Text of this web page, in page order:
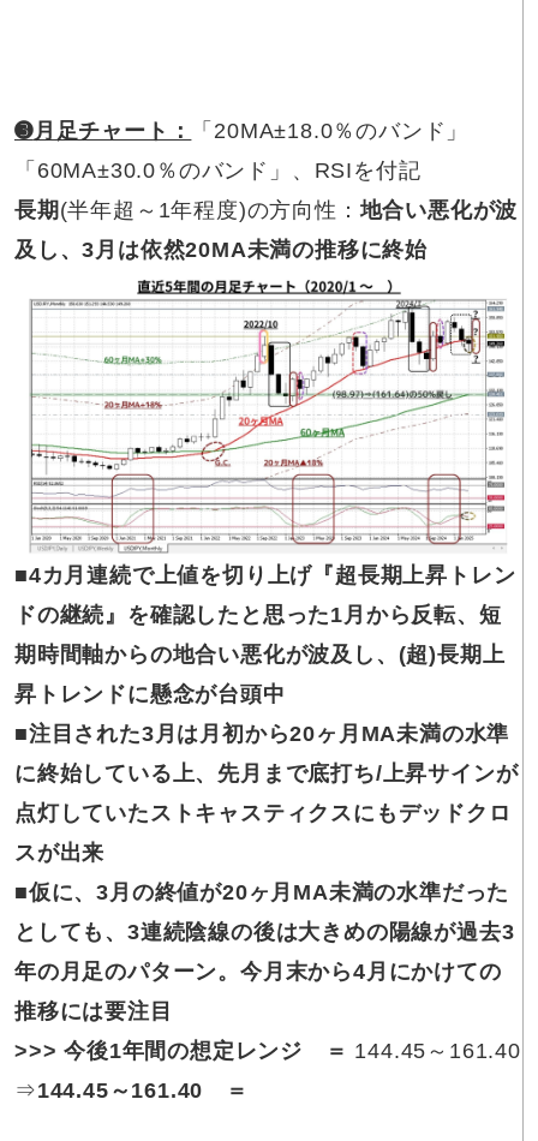
➌月足チャート：
「20MA±18.0％のバンド」
「60MA±30.0％のバンド」、RSIを付記
長期 (半年超～1年程度)の方向性：地合い悪化が波
及し、3月は依然20MA未満の推移に終始
■4カ月連続で上値を切り上げ『超長期上昇トレン
ドの継続』を確認したと思った1月から反転、短
期時間軸からの地合い悪化が波及し、(超)長期上
昇トレンドに懸念が台頭中
■注目された3 月は月初から20ヶ月MA未満の水準
に終始している上、先月まで底打ち/上昇サインが
点灯していたストキャスティクスにもデッドクロ
スが出来
■仮に、3月の終値が20ヶ月MA未満の水準だった
としても、3連続陰線の後は大きめの陽線が過去3
年の月足のパターン。今月末から4月にかけての
推移には要注目
>>> 今後1年間の想定レンジ ＝ 144.45～161.40
⇒144.45～161.40 ＝